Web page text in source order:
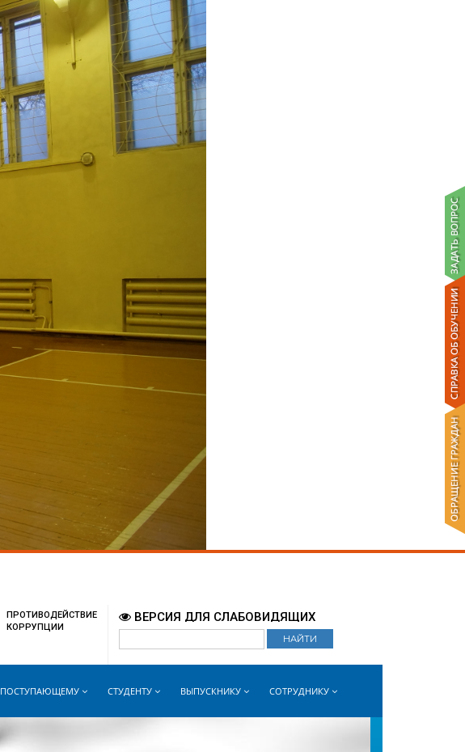
ПРОТИВОДЕЙСТВИЕ
КОРРУПЦИИ
ВЕРСИЯ ДЛЯ СЛАБОВИДЯЩИХ
ПОСТУПАЮЩЕМУ СТУДЕНТУ ВЫПУСКНИКУ СОТРУДНИКУ